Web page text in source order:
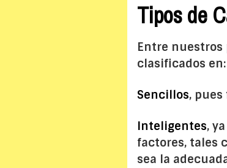
Tipos de
Entre nuestros
clasificados en:
Sencillos,
Inteligentes,
factores, tales
sea la